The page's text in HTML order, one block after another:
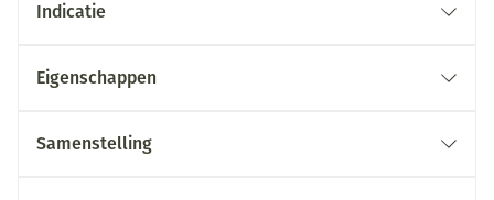
Indicatie
Eigenschappen
Samenstelling